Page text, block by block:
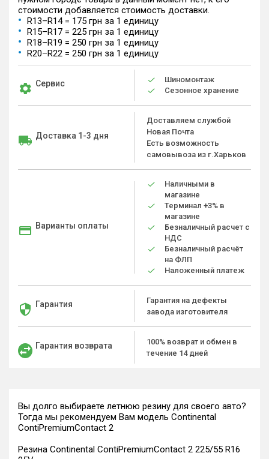
стоимости добавляется стоимость доставки.
R13–R14 = 175 грн за 1 единицу
R15–R17 = 225 грн за 1 единицу
R18–R19 = 250 грн за 1 единицу
R20–R22 = 250 грн за 1 единицу
Сервис
Шиномонтаж
Сезонное хранение
Доставка 1-3 дня
Доставляем службой
Новая Почта
Есть возможность
самовывоза из г.Харьков
Варианты оплаты
Наличными в
магазине
Терминал +3% в
магазине
Безналичный расчет с
НДС
Безналичный расчёт
на ФЛП
Наложенный платеж
Гарантия
Гарантия на дефекты
завода изготовителя
Гарантия возврата
100% возврат и обмен в
течение 14 дней
Вы долго выбираете летнюю резину для своего авто?
Тогда мы рекомендуем Вам модель Continental
ContiPremiumContact 2
Резина Continental ContiPremiumContact 2 225/55 R16